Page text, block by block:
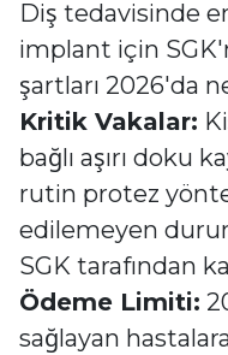
Diş tedavisinde
implant için
şartları 2026'da
Kritik Vakalar:
bağlı aşırı doku
rutin protez
edilemeyen
SGK tarafından
Ödeme Limiti:
sağlayan